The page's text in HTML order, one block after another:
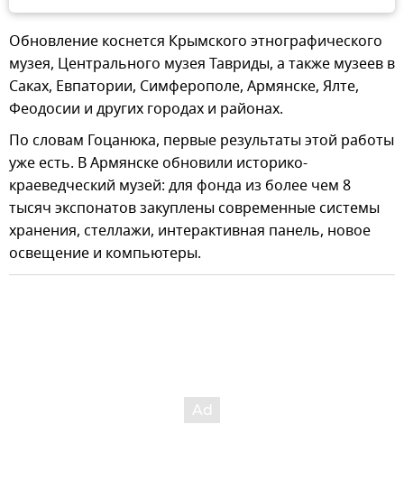
Обновление коснется Крымского этнографического
музея, Центрального музея Тавриды, а также музеев в
Саках, Евпатории, Симферополе, Армянске, Ялте,
Феодосии и других городах и районах.
По словам Гоцанюка, первые результаты этой работы
уже есть. В Армянске обновили историко-
краеведческий музей: для фонда из более чем 8
тысяч экспонатов закуплены современные системы
хранения, стеллажи, интерактивная панель, новое
освещение и компьютеры.